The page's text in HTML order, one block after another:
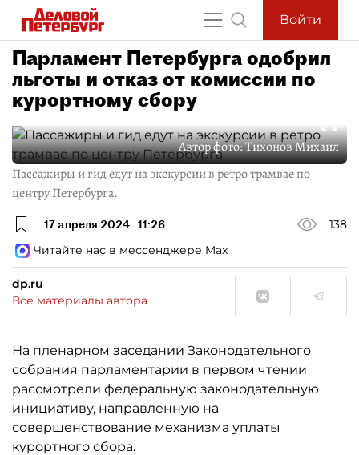
Войти
Парламент Петербурга одобрил
льготы и отказ от комиссии по
курортному сбору
Автор фото:Тихонов Михаил
Пассажиры и гид едут на экскурсии в ретро трамвае по
центру Петербурга.
17 апреля 2024 11:26
138
Читайте нас в мессенджере Max
dp.ru
Все материалы автора
На пленарном заседании Законодательного
собрания парламентарии в первом чтении
рассмотрели федеральную законодательную
инициативу, направленную на
совершенствование механизма уплаты
курортного сбора.